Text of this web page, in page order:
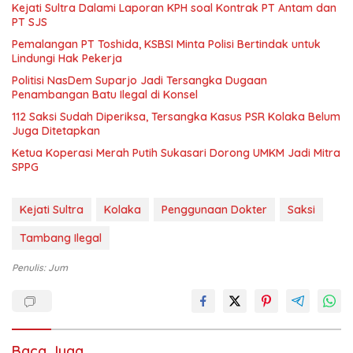
Kejati Sultra Dalami Laporan KPH soal Kontrak PT Antam dan
PT SJS
Pemalangan PT Toshida, KSBSI Minta Polisi Bertindak untuk
Lindungi Hak Pekerja
Politisi NasDem Suparjo Jadi Tersangka Dugaan
Penambangan Batu Ilegal di Konsel
112 Saksi Sudah Diperiksa, Tersangka Kasus PSR Kolaka Belum
Juga Ditetapkan
Ketua Koperasi Merah Putih Sukasari Dorong UMKM Jadi Mitra
SPPG
Kejati Sultra Kolaka Penggunaan Dokter
Saksi
Tambang Ilegal
Penulis: Jum